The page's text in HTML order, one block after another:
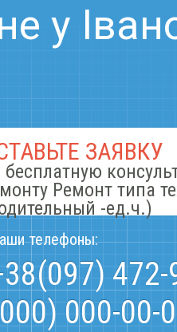
у
ЗАЯВКУ
бесплатную
Ремонт типа
-ед.ч.)
телефоны:
472-
000-00-